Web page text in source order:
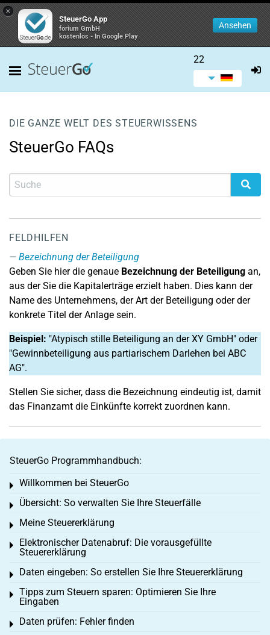
×
SteuerGo App
forium GmbH
kostenlos - In Google Play
Ansehen
22
DIE GANZE WELT DES STEUERWISSENS
SteuerGo FAQs
FELDHILFEN
Bezeichnung der Beteiligung
Geben Sie hier die genaue Bezeichnung der Beteiligung an,
aus der Sie die Kapitalerträge erzielt haben. Dies kann der
Name des Unternehmens, der Art der Beteiligung oder der
konkrete Titel der Anlage sein.
Beispiel: "Atypisch stille Beteiligung an der XY GmbH" oder
"Gewinnbeteiligung aus partiarischem Darlehen bei ABC
AG".
Stellen Sie sicher, dass die Bezeichnung eindeutig ist, damit
das Finanzamt die Einkünfte korrekt zuordnen kann.
SteuerGo Programmhandbuch:
Willkommen bei SteuerGo
Toggle menu
Übersicht: So verwalten Sie Ihre Steuerfälle
Toggle menu
Meine Steuererklärung
Toggle menu
Elektronischer Datenabruf: Die vorausgefüllte
Steuererklärung
Toggle menu
Daten eingeben: So erstellen Sie Ihre Steuererklärung
Toggle menu
Tipps zum Steuern sparen: Optimieren Sie Ihre
Eingaben
Toggle menu
Daten prüfen: Fehler finden
Toggle menu